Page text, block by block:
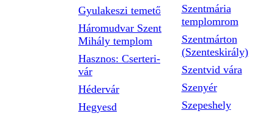
Gyulakeszi temető
Háromudvar Szent
Mihály templom
Hasznos: Cserteri-
vár
Hédervár
Hegyesd
Szentmária
templomrom
Szentmárton
(Szenteskirály)
Szentvid vára
Szenyér
Szepeshely